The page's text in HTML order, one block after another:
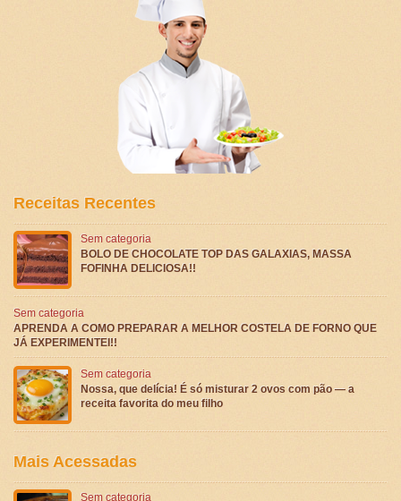
Receitas Recentes
Sem categoria
BOLO DE CHOCOLATE TOP DAS GALAXIAS, MASSA
FOFINHA DELICIOSA!!
Sem categoria
APRENDA A COMO PREPARAR A MELHOR COSTELA DE FORNO QUE
JÁ EXPERIMENTEI!!
Sem categoria
Nossa, que delícia! É só misturar 2 ovos com pão — a
receita favorita do meu filho
Mais Acessadas
Sem categoria